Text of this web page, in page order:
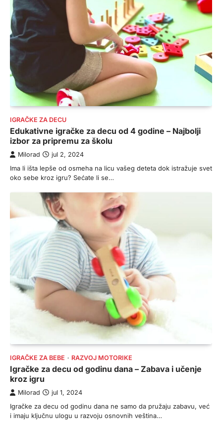
IGRAČKE ZA DECU
Edukativne igračke za decu od 4 godine – Najbolji
izbor za pripremu za školu
Milorad jul 2, 2024
Ima li išta lepše od osmeha na licu vašeg deteta dok istražuje svet
oko sebe kroz igru? Sećate li se…
IGRAČKE ZA BEBE RAZVOJ MOTORIKE
Igračke za decu od godinu dana – Zabava i učenje
kroz igru
Milorad jul 1, 2024
Igračke za decu od godinu dana ne samo da pružaju zabavu, već
i imaju ključnu ulogu u razvoju osnovnih veština…